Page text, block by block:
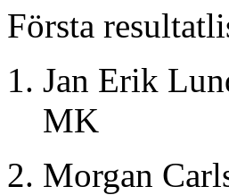
Första
Jan Erik
MK
Morgan